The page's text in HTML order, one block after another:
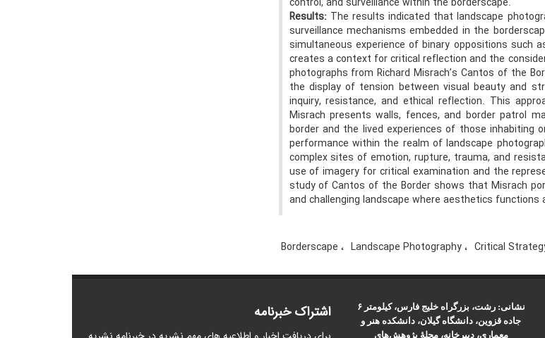
Results: The results indicated that landscape
surveillance mechanisms embedded in the
simultaneous experience of binary oppositions such
creates a context for critical reflection and the
photographs from Richard Misrach’s Cantos of the
the display of tension between visual beauty and
inquiry, resistance, and ethical reflection. This
Misrach presents walls, fences, and border patrol
border and the lived experiences of those
performance within the realm of landscape
complex sites of emotion, rupture, trauma, and
use of imagery for critical examination and the
study of Cantos of the Border shows that Misrach
and challenging landscape where aesthetics
Borderscape
Landscape Photography Critical
نشانی: رشت، بزرگراه خلیج فارس، کیلومتر ۶
جاده قزوین، دانشگاه گیلان، دانشکده هنر و
معماری، دبیرخانه، مجلۀ پژوهش‌های
اشتراک خبرنامه